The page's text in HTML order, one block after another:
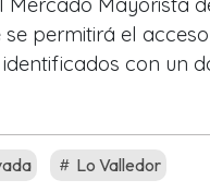
permitirá el
con un
Lo Valledor